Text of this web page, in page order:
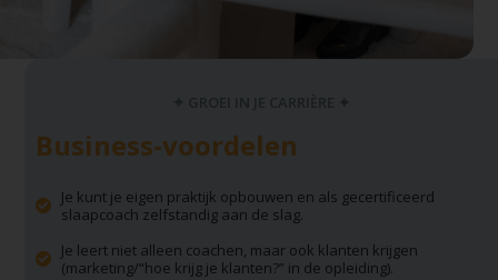
Business-voordelen
Je kunt je eigen praktijk opbouwen en als gecertificeerd
slaapcoach zelfstandig aan de slag.
Je leert niet alleen coachen, maar ook klanten krijgen
(marketing/“hoe krijg je klanten?” in de opleiding).